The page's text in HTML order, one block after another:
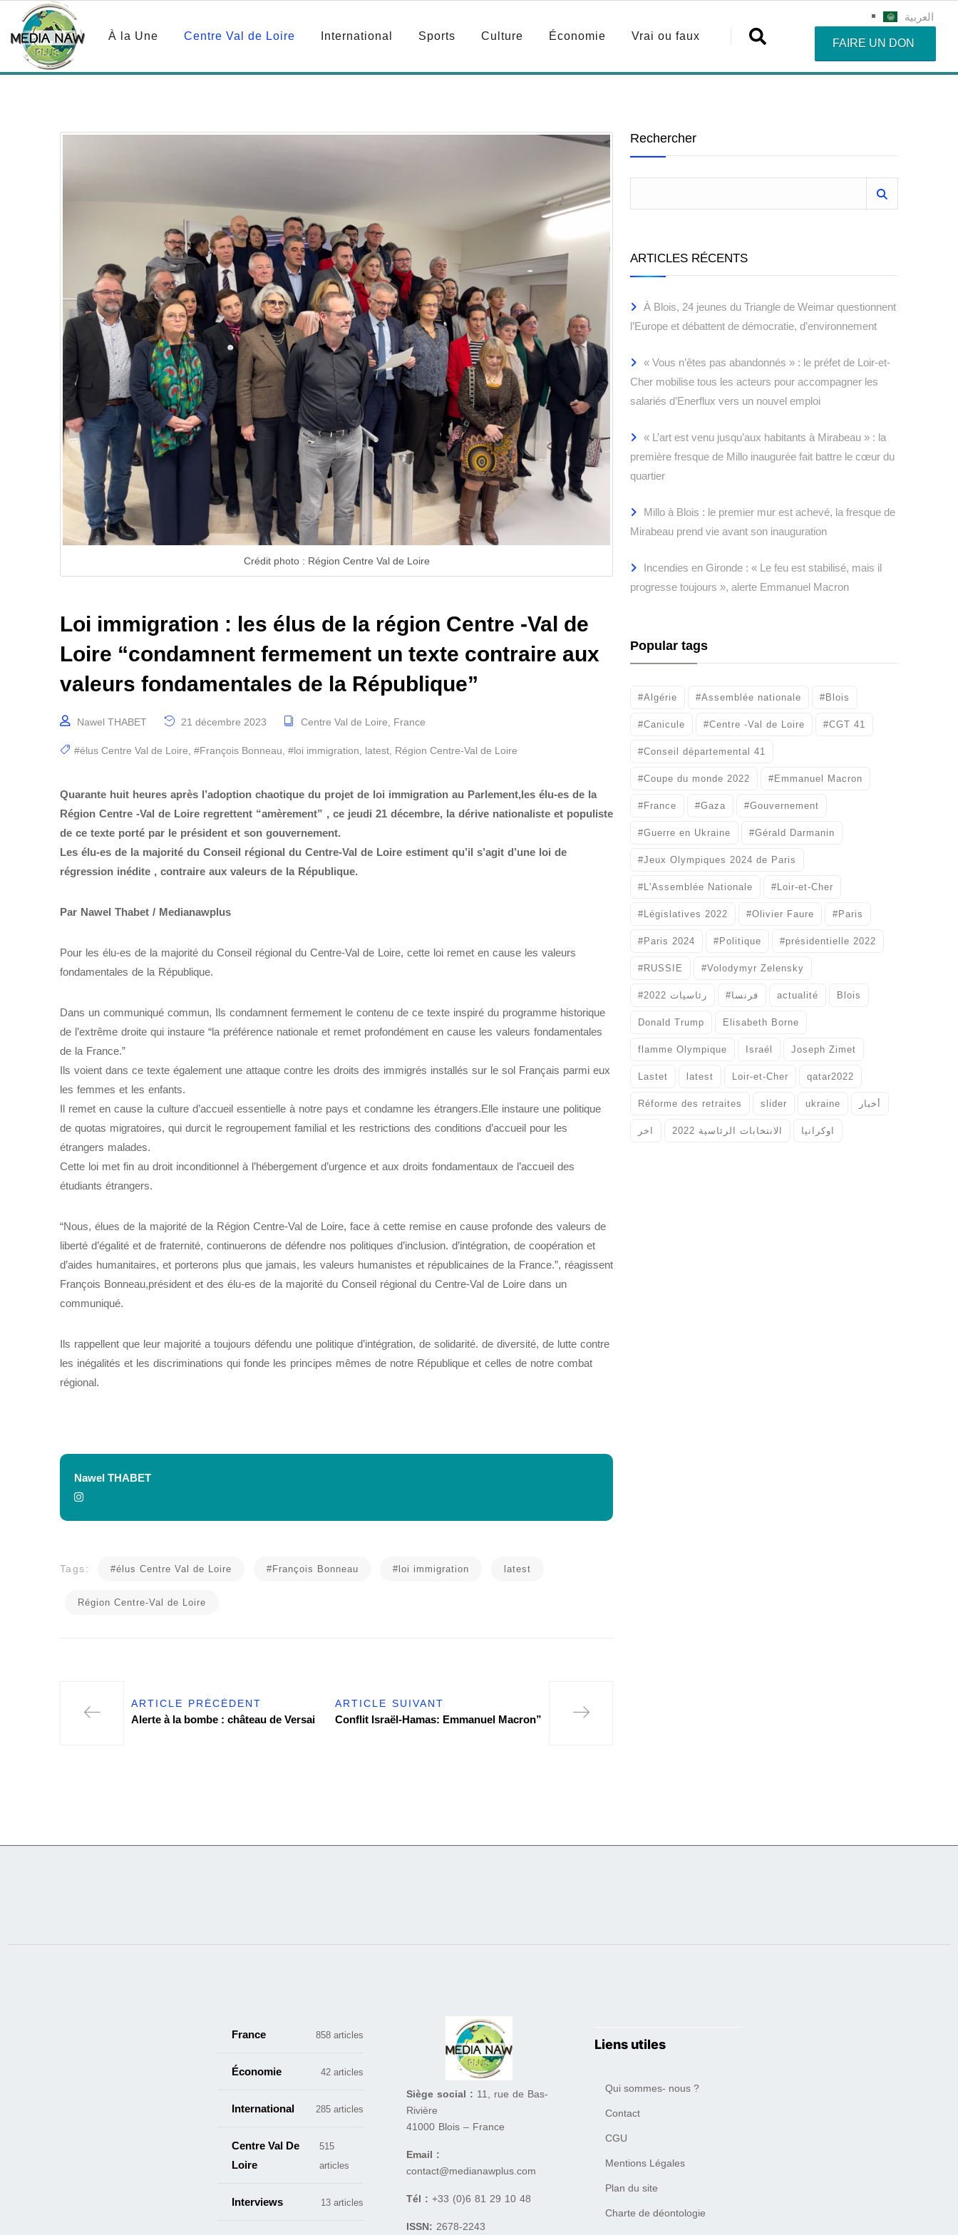
À la Une Centre Val de Loire International Sports Culture Économie Vrai ou faux
العربية
FAIRE UN DON
Crédit photo : Région Centre Val de Loire
Loi immigration : les élus de la région Centre -Val de
Loire “condamnent fermement un texte contraire aux
valeurs fondamentales de la République”
Nawel THABET 21 décembre 2023 Centre Val de Loire France
#élus Centre Val de Loire #François Bonneau #loi immigration latest Région Centre-Val de Loire
Quarante huit heures après l’adoption chaotique du projet de loi immigration au Parlement,les élu-es de la
Région Centre -Val de Loire regrettent “amèrement” , ce jeudi 21 décembre, la dérive nationaliste et populiste
de ce texte porté par le président et son gouvernement.
Les élu-es de la majorité du Conseil régional du Centre-Val de Loire estiment qu’il s’agit d’une loi de
régression inédite , contraire aux valeurs de la République.
Par Nawel Thabet / Medianawplus
Pour les élu-es de la majorité du Conseil régional du Centre-Val de Loire, cette loi remet en cause les valeurs
fondamentales de la République.
Dans un communiqué commun, Ils condamnent fermement le contenu de ce texte inspiré du programme historique
de l’extrême droite qui instaure “la préférence nationale et remet profondément en cause les valeurs fondamentales
de la France.”
Ils voient dans ce texte également une attaque contre les droits des immigrés installés sur le sol Français parmi eux
les femmes et les enfants.
Il remet en cause la culture d’accueil essentielle à notre pays et condamne les étrangers.Elle instaure une politique
de quotas migratoires, qui durcit le regroupement familial et les restrictions des conditions d’accueil pour les
étrangers malades.
Cette loi met fin au droit inconditionnel à l’hébergement d’urgence et aux droits fondamentaux de l’accueil des
étudiants étrangers.
“Nous, élues de la majorité de la Région Centre-Val de Loire, face à cette remise en cause profonde des valeurs de
liberté d’égalité et de fraternité, continuerons de défendre nos politiques d’inclusion. d’intégration, de coopération et
d’aides humanitaires, et porterons plus que jamais, les valeurs humanistes et républicaines de la France.”, réagissent
François Bonneau,président et des élu-es de la majorité du Conseil régional du Centre-Val de Loire dans un
communiqué.
Ils rappellent que leur majorité a toujours défendu une politique d’intégration, de solidarité. de diversité, de lutte contre
les inégalités et les discriminations qui fonde les principes mêmes de notre République et celles de notre combat
régional.
Nawel THABET
Tags: #élus Centre Val de Loire #François Bonneau #loi immigration latest
Région Centre-Val de Loire
ARTICLE PRÉCÉDENT
Alerte à la bombe : château de Versai
ARTICLE SUIVANT
Conflit Israël-Hamas: Emmanuel Macron”
Rechercher
ARTICLES RÉCENTS
À Blois, 24 jeunes du Triangle de Weimar questionnent
l’Europe et débattent de démocratie, d’environnement
« Vous n’êtes pas abandonnés » : le préfet de Loir-et-
Cher mobilise tous les acteurs pour accompagner les
salariés d’Enerflux vers un nouvel emploi
« L’art est venu jusqu’aux habitants à Mirabeau » : la
première fresque de Millo inaugurée fait battre le cœur du
quartier
Millo à Blois : le premier mur est achevé, la fresque de
Mirabeau prend vie avant son inauguration
Incendies en Gironde : « Le feu est stabilisé, mais il
progresse toujours », alerte Emmanuel Macron
Popular tags
#Algérie #Assemblée nationale #Blois
#Canicule #Centre -Val de Loire #CGT 41
#Conseil départemental 41
#Coupe du monde 2022 #Emmanuel Macron
#France #Gaza #Gouvernement
#Guerre en Ukraine #Gérald Darmanin
#Jeux Olympiques 2024 de Paris
#L'Assemblée Nationale #Loir-et-Cher
#Législatives 2022 #Olivier Faure #Paris
#Paris 2024 #Politique #présidentielle 2022
#RUSSIE #Volodymyr Zelensky
#رئاسيات 2022 #فرنسا actualité Blois
Donald Trump Elisabeth Borne
flamme Olympique Israél Joseph Zimet
Lastet latest Loir-et-Cher qatar2022
Réforme des retraites slider ukraine أخبار
اخر الانتخابات الرئاسية 2022 اوكرانيا
France 858 articles
Économie 42 articles
International 285 articles
Centre Val De
Loire
515
articles
Interviews 13 articles
Siège social : 11, rue de Bas-
Rivière
41000 Blois – France
Email :
contact@medianawplus.com
Tél : +33 (0)6 81 29 10 48
ISSN: 2678-2243
Liens utiles
Qui sommes- nous ?
Contact
CGU
Mentions Légales
Plan du site
Charte de déontologie